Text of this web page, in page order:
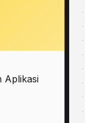
Aplikasi